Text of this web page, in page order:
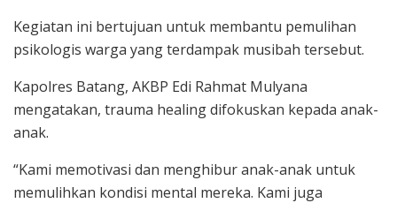
Kegiatan ini bertujuan untuk membantu pemulihan
psikologis warga yang terdampak musibah tersebut.
Kapolres Batang, AKBP Edi Rahmat Mulyana
mengatakan, trauma healing difokuskan kepada anak-
anak.
“Kami memotivasi dan menghibur anak-anak untuk
memulihkan kondisi mental mereka. Kami juga